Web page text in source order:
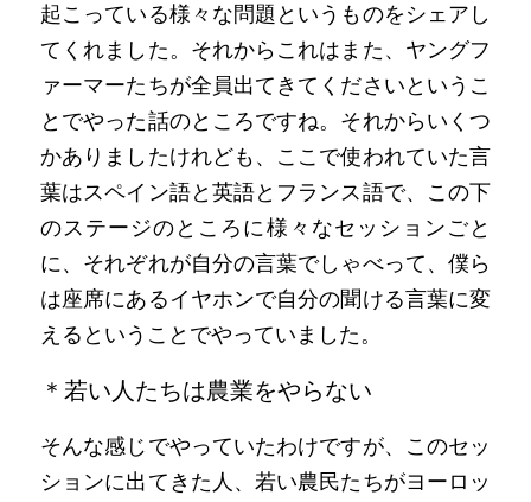
起こっている様々な問題というものをシェアし
てくれました。それからこれはまた、ヤングフ
ァーマーたちが全員出てきてくださいというこ
とでやった話のところですね。それからいくつ
かありましたけれども、ここで使われていた言
葉はスペイン語と英語とフランス語で、この下
のステージのところに様々なセッションごと
に、それぞれが自分の言葉でしゃべって、僕ら
は座席にあるイヤホンで自分の聞ける言葉に変
えるということでやっていました。
＊若い人たちは農業をやらない
そんな感じでやっていたわけですが、このセッ
ションに出てきた人、若い農民たちがヨーロッ